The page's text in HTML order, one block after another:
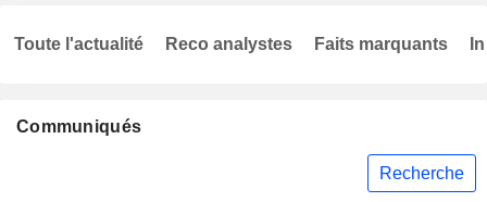
Communiqués
Recherche
Toute l'actualité Reco analystes Faits marquants